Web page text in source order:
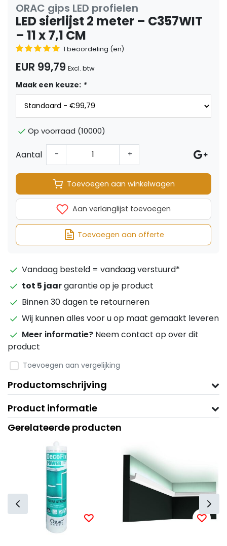
ORAC gips LED profielen
LED sierlijst 2 meter – C357WIT
– 11 x 7,1 CM
1 beoordeling (en)
EUR 99,79 Excl. btw
Maak een keuze: *
Op voorraad (10000)
Aantal - +
Toevoegen aan winkelwagen
Aan verlanglijst toevoegen
Toevoegen aan offerte
Vandaag besteld = vandaag verstuurd*
tot 5 jaargarantie op je product
Binnen 30 dagen te retourneren
Wij kunnen alles voor u op maat gemaakt leveren
Meer informatie? Neem contact op over dit
product
Toevoegen aan vergelijking
Productomschrijving
Product informatie
Gerelateerde producten